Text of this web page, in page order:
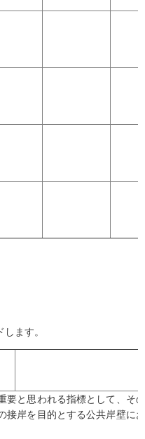
ます。
要と思われる指標として、そ
接岸を目的とする公共岸壁に